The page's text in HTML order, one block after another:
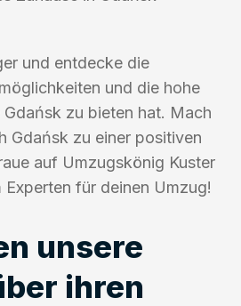
und entdecke die
und die hohe
zu bieten hat. Mach
Gdańsk zu einer positiven
auf Umzugskönig Kuster
Experten für deinen Umzug!
unsere
ihren